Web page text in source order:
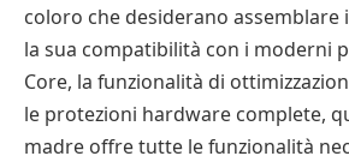
coloro che desiderano assemblare
la sua compatibilità con i moderni
Core, la funzionalità di
le protezioni hardware complete,
madre offre tutte le funzionalità